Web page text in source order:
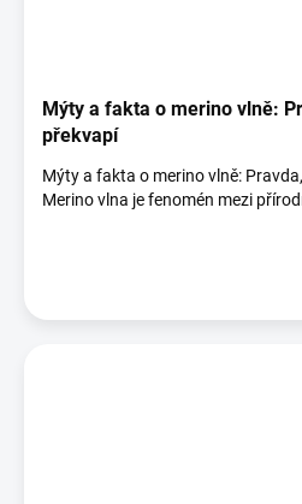
Mýty a fakta o merino vlně:
překvapí
Mýty a fakta o merino vlně:
Merino vlna je fenomén mezi